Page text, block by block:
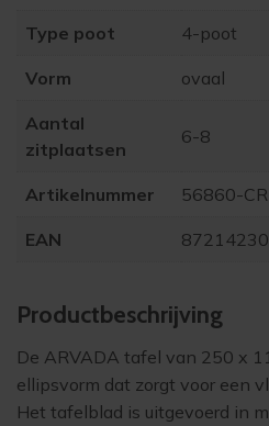
Type poot 4-poot
Vorm ovaal
Aantal
zitplaatsen
6-8
Artikelnummer 56860-
EAN
Product­beschrijving
De ARVADA tafel van 250 x
ellipsvorm dat zorgt voor een
Het tafelblad is uitgevoerd in